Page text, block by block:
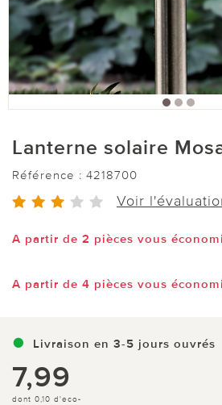
Lanterne solaire
Référence : 4218700
Voir
A partir de 2 pièces vous
A partir de 4 pièces vous
Livraison en 3-5 jours ouvrés
7,99
dont 0,10 d'eco-